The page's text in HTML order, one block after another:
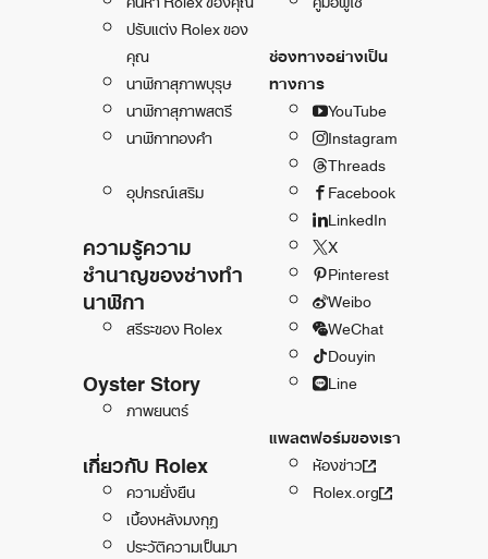
ปรับแต่ง Rolex ของ
คุณ
นาฬิกาสุภาพบุรุษ
นาฬิกาสุภาพสตรี
นาฬิกาทองคำ
อุปกรณ์เสริม
ความรู้ความ
ชำนาญของช่างทำ
นาฬิกา
สรีระของ Rolex
Oyster Story
ภาพยนตร์
เกี่ยวกับ Rolex
ความยั่งยืน
เบื้องหลังมงกุฎ
ประวัติความเป็นมา
ช่องทางอย่างเป็น
ทางการ
YouTube
Instagram
Threads
Facebook
LinkedIn
X
Pinterest
Weibo
WeChat
Douyin
Line
แพลตฟอร์มของเรา
ห้องข่าว
Rolex.org